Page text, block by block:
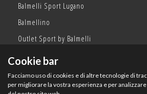
Balmelli Sport Lugano
Balmellino
Outlet Sport by Balmelli
Orari:
Cookie bar
Facciamo uso di cookies e di altre tecnologie di
per migliorare la vostra esperienza e per